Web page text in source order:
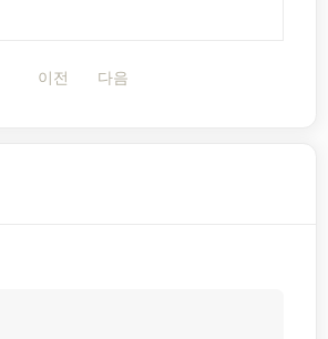
이전 다음